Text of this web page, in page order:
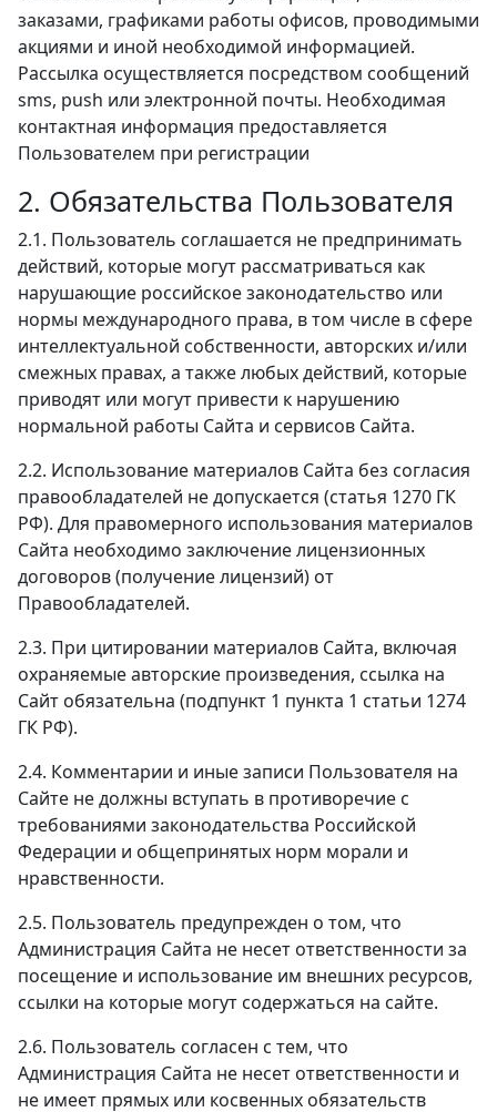
заказами, графиками работы офисов, проводимыми
акциями и иной необходимой информацией.
Рассылка осуществляется посредством сообщений
sms, push или электронной почты. Необходимая
контактная информация предоставляется
Пользователем при регистрации
2. Обязательства Пользователя
2.1. Пользователь соглашается не предпринимать
действий, которые могут рассматриваться как
нарушающие российское законодательство или
нормы международного права, в том числе в сфере
интеллектуальной собственности, авторских и/или
смежных правах, а также любых действий, которые
приводят или могут привести к нарушению
нормальной работы Сайта и сервисов Сайта.
2.2. Использование материалов Сайта без согласия
правообладателей не допускается (статья 1270 ГК
РФ). Для правомерного использования материалов
Сайта необходимо заключение лицензионных
договоров (получение лицензий) от
Правообладателей.
2.3. При цитировании материалов Сайта, включая
охраняемые авторские произведения, ссылка на
Сайт обязательна (подпункт 1 пункта 1 статьи 1274
ГК РФ).
2.4. Комментарии и иные записи Пользователя на
Сайте не должны вступать в противоречие с
требованиями законодательства Российской
Федерации и общепринятых норм морали и
нравственности.
2.5. Пользователь предупрежден о том, что
Администрация Сайта не несет ответственности за
посещение и использование им внешних ресурсов,
ссылки на которые могут содержаться на сайте.
2.6. Пользователь согласен с тем, что
Администрация Сайта не несет ответственности и
не имеет прямых или косвенных обязательств